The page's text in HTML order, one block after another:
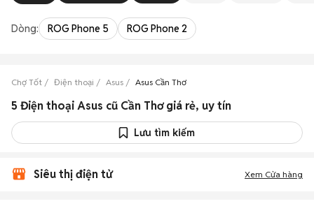
Dòng: ROG Phone 5 ROG Phone 2
Chợ Tốt Điện thoại Asus Asus Cần Thơ
5 Điện thoại Asus cũ Cần Thơ giá rẻ, uy tín
Lưu tìm kiếm
Siêu thị điện tử Xem Cửa hàng